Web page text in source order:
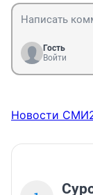
Гость
Войти
Новости